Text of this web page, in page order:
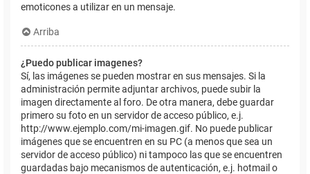
emoticones a utilizar en un mensaje.
Arriba
¿Puedo publicar imagenes?
Sí, las imágenes se pueden mostrar en sus mensajes. Si la
administración permite adjuntar archivos, puede subir la
imagen directamente al foro. De otra manera, debe guardar
primero su foto en un servidor de acceso público, e.j.
http://www.ejemplo.com/mi-imagen.gif. No puede publicar
imágenes que se encuentren en su PC (a menos que sea un
servidor de acceso público) ni tampoco las que se encuentren
guardadas bajo mecanismos de autenticación, e.j. hotmail o